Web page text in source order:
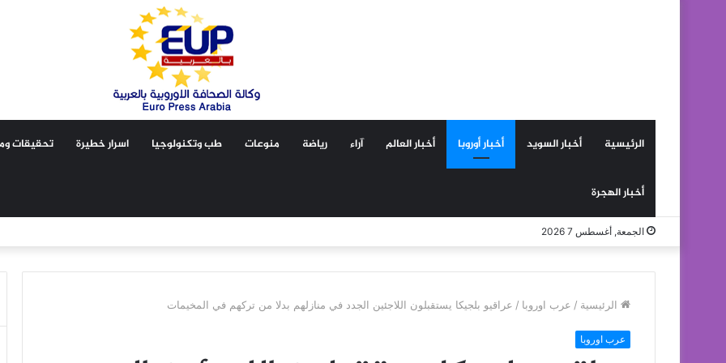
الرئيسية أخبار السويد أخبار أوروبا أخبار العالم آراء رياضة منوعات طب وتكنولوجيا اسرار خطيرة تحقيقات
أخبار الهجرة
الجمعة, أغسطس 7 2026
الرئيسية / عرب اوروبا / عراقيو بلجيكا يستقبلون اللاجئين الجدد في منازلهم بدلا من تركهم في المخيمات
عرب اوروبا